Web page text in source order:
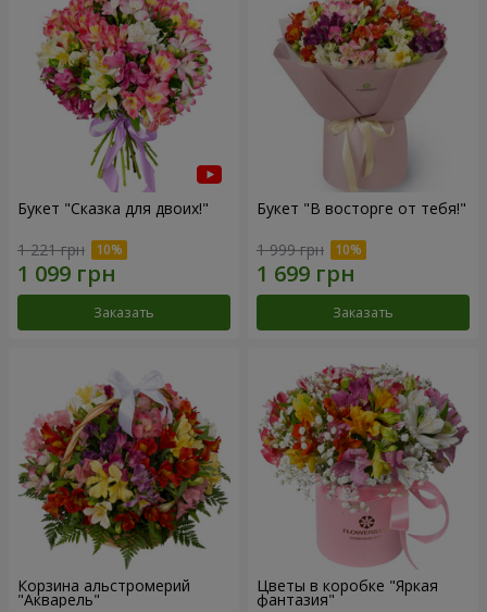
Букет "Сказка для двоих!"
1 221 грн
Заказать
Букет "В восторге от тебя!"
1 999 грн
Заказать
Корзина альстромерий
"Акварель"
Цветы в коробке "Яркая
фантазия"